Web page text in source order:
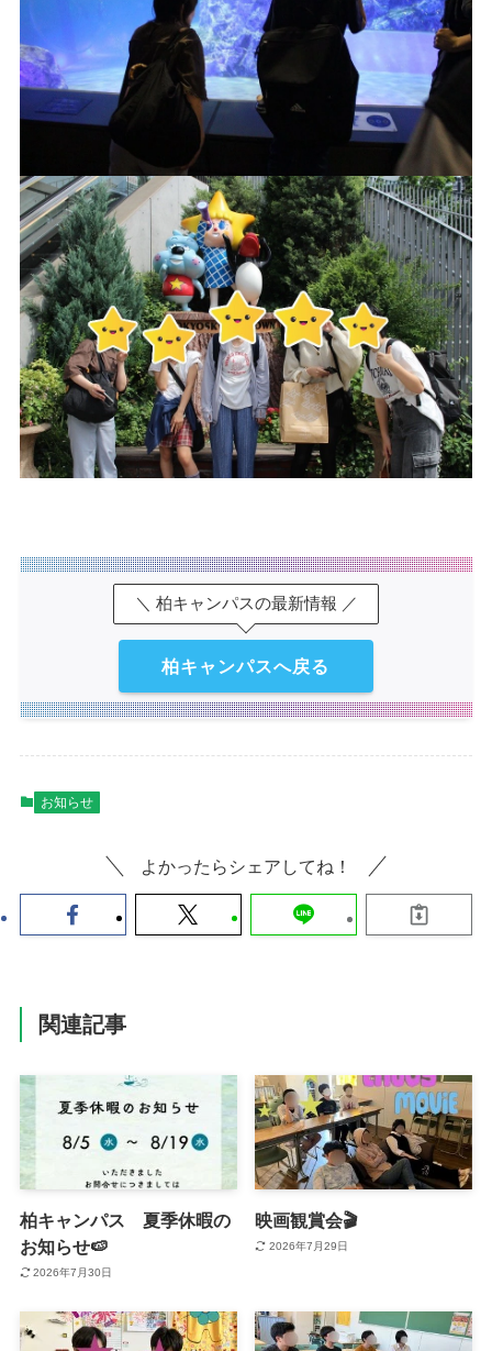
＼ 柏キャンパスの最新情報 ／
柏キャンパスへ戻る
お知らせ
よかったらシェアしてね！
関連記事
柏キャンパス 夏季休暇の
お知らせ🍉
2026年7月30日
映画観賞会🎬
2026年7月29日